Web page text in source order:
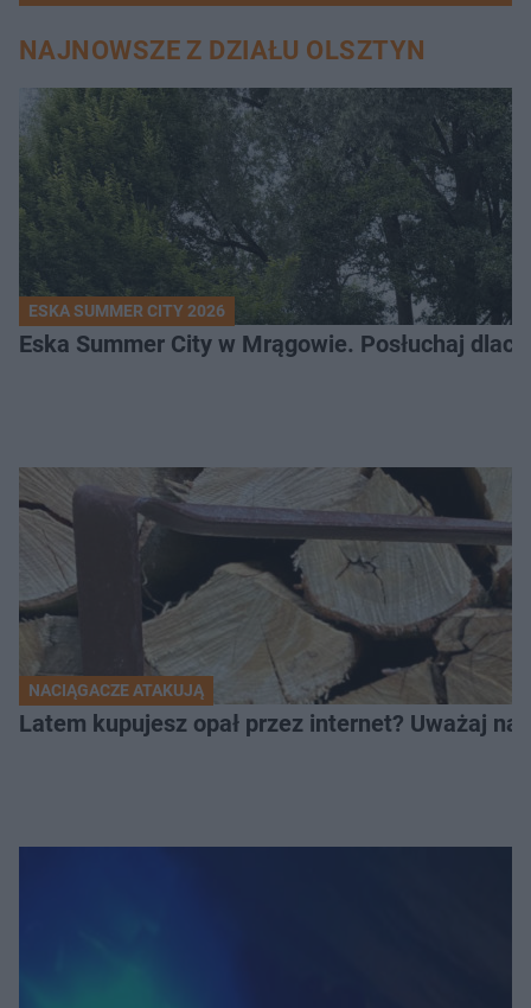
NAJNOWSZE Z DZIAŁU OLSZTYN
ESKA SUMMER CITY 2026
Eska Summer City w Mrągowie. Posłuchaj
NACIĄGACZE ATAKUJĄ
Latem kupujesz opał przez internet? Uważaj na